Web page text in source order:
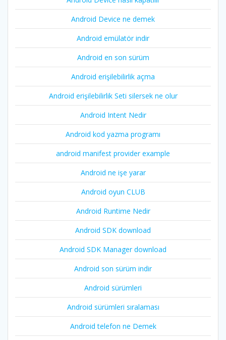
Android Device ne demek
Android emülatör indir
Android en son sürüm
Android erişilebilirlik açma
Android erişilebilirlik Seti silersek ne olur
Android Intent Nedir
Android kod yazma programı
android manifest provider example
Android ne işe yarar
Android oyun CLUB
Android Runtime Nedir
Android SDK download
Android SDK Manager download
Android son sürüm indir
Android sürümleri
Android sürümleri sıralaması
Android telefon ne Demek